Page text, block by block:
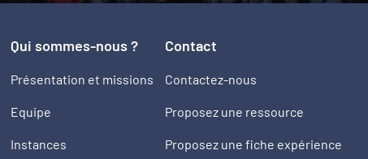
Qui sommes-nous ?
Présentation et missions
Equipe
Instances
Contact
Contactez-nous
Proposez une ressource
Proposez une fiche expérience